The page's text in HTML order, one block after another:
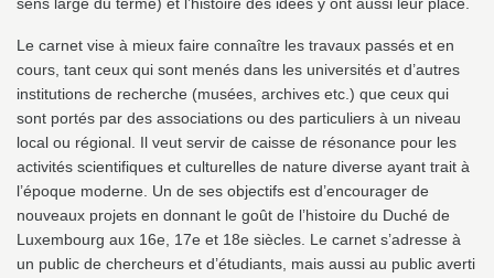
Le carnet vise à mieux faire connaître les travaux passés et en
cours, tant ceux qui sont menés dans les universités et d’autres
institutions de recherche (musées, archives etc.) que ceux qui
sont portés par des associations ou des particuliers à un niveau
local ou régional. Il veut servir de caisse de résonance pour les
activités scientifiques et culturelles de nature diverse ayant trait à
l’époque moderne. Un de ses objectifs est d’encourager de
nouveaux projets en donnant le goût de l’histoire du Duché de
Luxembourg aux 16e, 17e et 18e siècles. Le carnet s’adresse à
un public de chercheurs et d’étudiants, mais aussi au public averti